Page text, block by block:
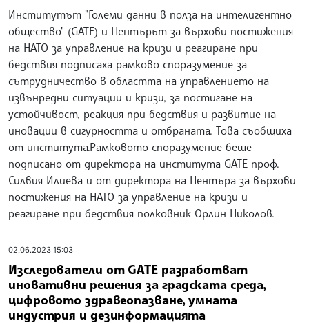
Институтът "Големи данни в полза на интелигентно
общество" (GATE) и Центърът за върхови постижения
на НАТО за управление на кризи и реагиране при
бедствия подписаха рамково споразумение за
сътрудничество в областта на управлението на
извънредни ситуации и кризи, за постигане на
устойчивост, реакция при бедствия и развитие на
иновации в сигурността и отбраната. Това съобщиха
от института.Рамковото споразумение беше
подписано от директора на института GATE проф.
Силвия Илиева и от директора на Центъра за върхови
постижения на НАТО за управление на кризи и
реагиране при бедствия полковник Орлин Николов.
02.06.2023 15:03
Изследователи от GATE разработват
иновативни решения за градската среда,
цифровото здравеопазване, умната
индустрия и дезинформацията